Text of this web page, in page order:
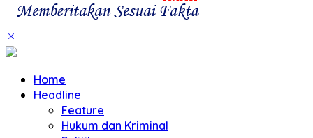
Home
Headline
Feature
Hukum dan Kriminal